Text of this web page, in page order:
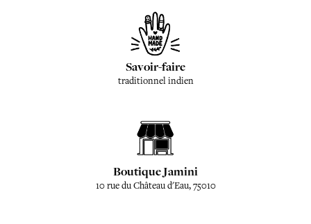
Savoir-faire
traditionnel indien
Boutique Jamini
10 rue du Château d'Eau, 75010